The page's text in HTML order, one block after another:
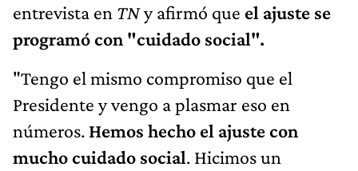
entrevista en TNy afirmó que el ajuste se
programó con "cuidado social".
"Tengo el mismo compromiso que el
Presidente y vengo a plasmar eso en
números. Hemos hecho el ajuste con
mucho cuidado social. Hicimos un